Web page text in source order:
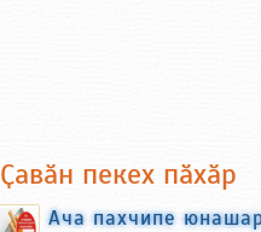
Ҫавӑн пекех пӑхӑр
Ача пахчипе